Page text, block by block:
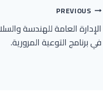
تصفّح
المقالات
PREVIOUS
الإدارة العامة للهندسة
في برنامج التوعية المرورية.